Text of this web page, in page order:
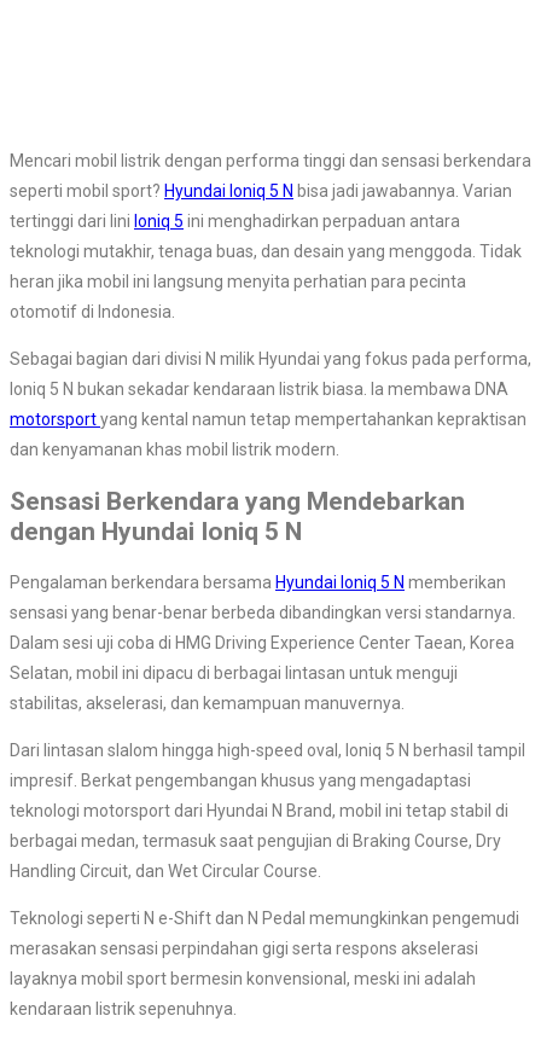
Mencari mobil listrik dengan performa tinggi dan sensasi berkendara
seperti mobil sport? Hyundai Ioniq 5 N bisa jadi jawabannya. Varian
tertinggi dari lini Ioniq 5 ini menghadirkan perpaduan antara
teknologi mutakhir, tenaga buas, dan desain yang menggoda. Tidak
heran jika mobil ini langsung menyita perhatian para pecinta
otomotif di Indonesia.
Sebagai bagian dari divisi N milik Hyundai yang fokus pada performa,
Ioniq 5 N bukan sekadar kendaraan listrik biasa. Ia membawa DNA
motorsportyang kental namun tetap mempertahankan kepraktisan
dan kenyamanan khas mobil listrik modern.
Sensasi Berkendara yang Mendebarkan
dengan Hyundai Ioniq 5 N
Pengalaman berkendara bersama Hyundai Ioniq 5 N memberikan
sensasi yang benar-benar berbeda dibandingkan versi standarnya.
Dalam sesi uji coba di HMG Driving Experience Center Taean, Korea
Selatan, mobil ini dipacu di berbagai lintasan untuk menguji
stabilitas, akselerasi, dan kemampuan manuvernya.
Dari lintasan slalom hingga high-speed oval, Ioniq 5 N berhasil tampil
impresif. Berkat pengembangan khusus yang mengadaptasi
teknologi motorsport dari Hyundai N Brand, mobil ini tetap stabil di
berbagai medan, termasuk saat pengujian di Braking Course, Dry
Handling Circuit, dan Wet Circular Course.
Teknologi seperti N e-Shift dan N Pedal memungkinkan pengemudi
merasakan sensasi perpindahan gigi serta respons akselerasi
layaknya mobil sport bermesin konvensional, meski ini adalah
kendaraan listrik sepenuhnya.